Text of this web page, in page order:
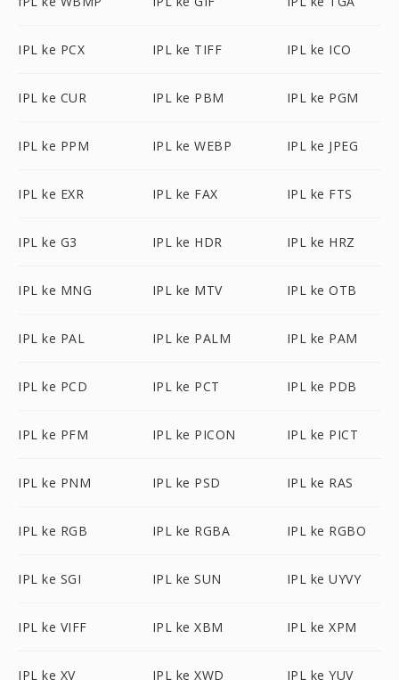
IPL ke PCX IPL ke TIFF IPL ke ICO
IPL ke CUR IPL ke PBM IPL ke PGM
IPL ke PPM IPL ke WEBP IPL ke JPEG
IPL ke EXR IPL ke FAX IPL ke FTS
IPL ke G3 IPL ke HDR IPL ke HRZ
IPL ke MNG IPL ke MTV IPL ke OTB
IPL ke PAL IPL ke PALM IPL ke PAM
IPL ke PCD IPL ke PCT IPL ke PDB
IPL ke PFM IPL ke PICON IPL ke PICT
IPL ke PNM IPL ke PSD IPL ke RAS
IPL ke RGB IPL ke RGBA IPL ke RGBO
IPL ke SGI IPL ke SUN IPL ke UYVY
IPL ke VIFF IPL ke XBM IPL ke XPM
IPL ke XV IPL ke XWD IPL ke YUV